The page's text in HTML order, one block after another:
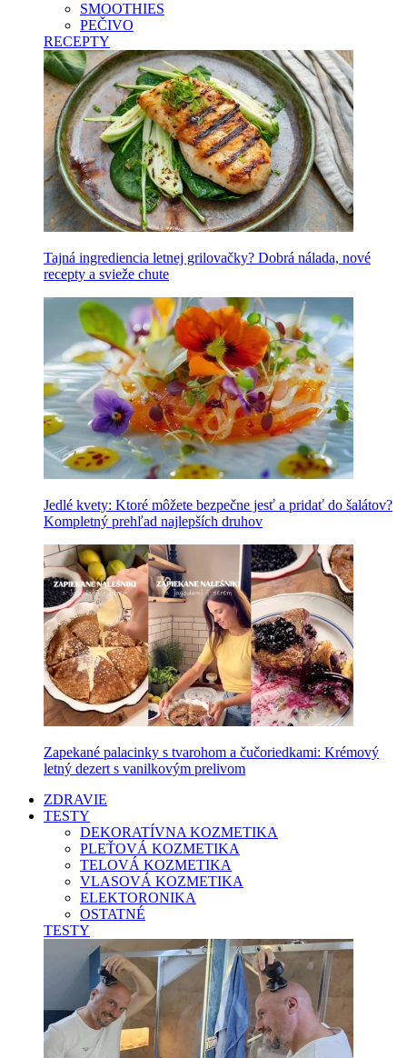
SMOOTHIES
PEČIVO
RECEPTY
Tajná ingrediencia letnej grilovačky? Dobrá nálada, nové
recepty a svieže chute
Jedlé kvety: Ktoré môžete bezpečne jesť a pridať do šalátov?
Kompletný prehľad najlepších druhov
Zapekané palacinky s tvarohom a čučoriedkami: Krémový
letný dezert s vanilkovým prelivom
ZDRAVIE
TESTY
DEKORATÍVNA KOZMETIKA
PLEŤOVÁ KOZMETIKA
TELOVÁ KOZMETIKA
VLASOVÁ KOZMETIKA
ELEKTORONIKA
OSTATNÉ
TESTY